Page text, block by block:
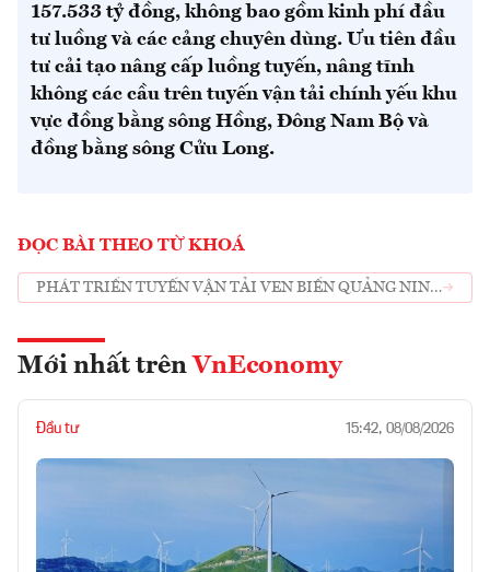
157.533 tỷ đồng, không bao gồm kinh phí đầu
tư luồng và các cảng chuyên dùng. Ưu tiên đầu
tư cải tạo nâng cấp luồng tuyến, nâng tĩnh
không các cầu trên tuyến vận tải chính yếu khu
vực đồng bằng sông Hồng, Đông Nam Bộ và
đồng bằng sông Cửu Long.
ĐỌC BÀI THEO TỪ KHOÁ
PHÁT TRIỂN TUYẾN VẬN TẢI VEN BIỂN QUẢNG NINH
Mới nhất trên VnEconomy
Đầu tư 15:42, 08/08/2026